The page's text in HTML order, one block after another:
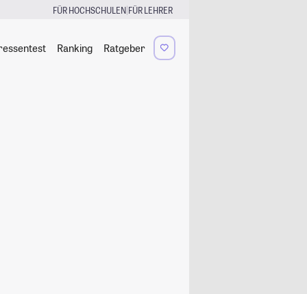
FÜR HOCHSCHULEN|FÜR LEHRER
Ranking Ratgeber